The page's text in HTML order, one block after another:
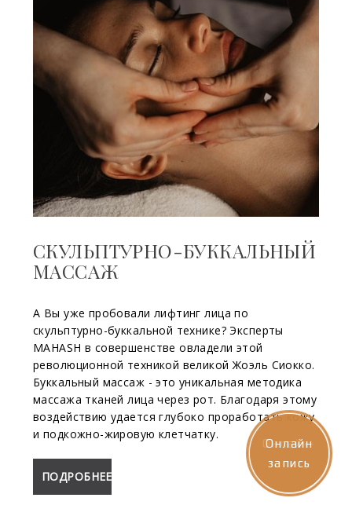
СКУЛЬПТУРНО-БУККАЛЬНЫЙ
МАССАЖ
А Вы уже пробовали лифтинг лица по
скульптурно-буккальной технике? Эксперты
MAHASH в совершенстве овладели этой
революционной техникой великой Жоэль Сиокко.
Буккальный массаж - это уникальная методика
массажа тканей лица через рот. Благодаря этому
воздействию удается глубоко проработать кожу
и подкожно-жировую клетчатку.
ПОДРОБНЕЕ
Онлайн-
запись
Онлайн
запись